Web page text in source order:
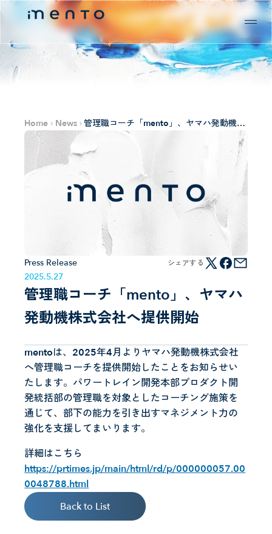
Home News
管理職コーチ「mento」、ヤマハ発動機株
式会社へ提供開始
Press Release シェアする
2025.5.27
管理職コーチ「mento」、ヤマハ
発動機株式会社へ提供開始
mentoは、2025年4月よりヤマハ発動機株式会社
へ管理職コーチを提供開始したことをお知らせい
たします。パワートレイン開発本部プロダクト開
発統括部の管理職を対象としたコーチング施策を
通じて、部下の能力を引き出すマネジメント力の
強化を支援してまいります。
詳細はこちら
https://prtimes.jp/main/html/rd/p/000000057.00
0048788.html
Back to List